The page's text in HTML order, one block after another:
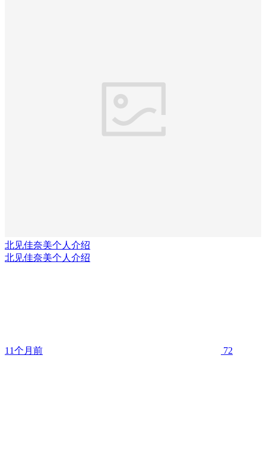
北见佳奈美个人介绍
北见佳奈美个人介绍
11个月前 72